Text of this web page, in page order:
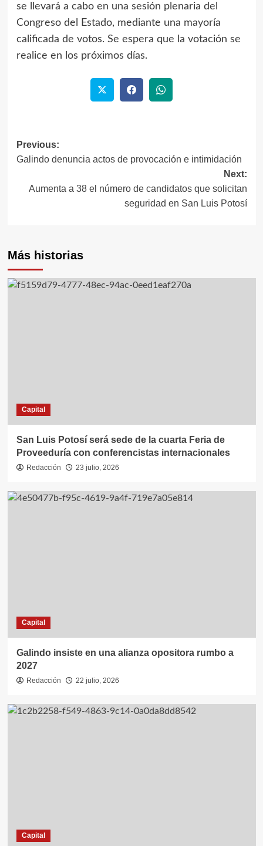
se llevará a cabo en una sesión plenaria del
Congreso del Estado, mediante una mayoría
calificada de votos. Se espera que la votación se
realice en los próximos días.
Post
Previous:
Galindo denuncia actos de provocación e intimidación
Next:
Aumenta a 38 el número de candidatos que solicitan
seguridad en San Luis Potosí
Más historias
Capital
San Luis Potosí será sede de la cuarta Feria de
Proveeduría con conferencistas internacionales
Redacción 23 julio, 2026
Capital
Galindo insiste en una alianza opositora rumbo a
2027
Redacción 22 julio, 2026
Capital